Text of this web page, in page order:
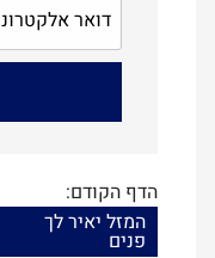
הדף הקודם:
המזל יאיר לך
פנים